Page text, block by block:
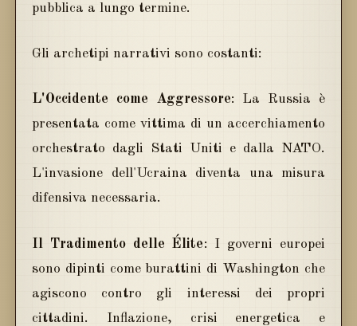
pubblica a lungo termine.
Gli archetipi narrativi sono costanti:
L'Occidente come Aggressore: La Russia è
presentata come vittima di un accerchiamento
orchestrato dagli Stati Uniti e dalla NATO.
L'invasione dell'Ucraina diventa una misura
difensiva necessaria.
Il Tradimento delle Élite: I governi europei
sono dipinti come burattini di Washington che
agiscono contro gli interessi dei propri
cittadini. Inflazione, crisi energetica e